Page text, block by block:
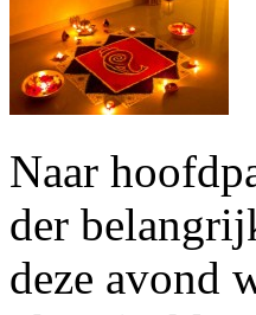
Naar
der
deze avond